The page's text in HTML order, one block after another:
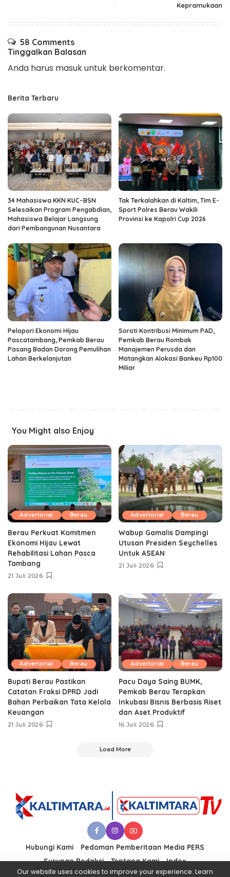
Kepramukaan
58 Comments
Tinggalkan Balasan
Anda harus masukuntuk berkomentar.
Berita Terbaru
34 Mahasiswa KKN KUC–BSN
Selesaikan Program Pengabdian,
Mahasiswa Belajar Langsung
dari Pembangunan Nusantara
Tak Terkalahkan di Kaltim, Tim E-
Sport Polres Berau Wakili
Provinsi ke Kapolri Cup 2026
Pelopori Ekonomi Hijau
Pascatambang, Pemkab Berau
Pasang Badan Dorong Pemulihan
Lahan Berkelanjutan
Soroti Kontribusi Minimum PAD,
Pemkab Berau Rombak
Manajemen Perusda dan
Matangkan Alokasi Bankeu Rp100
Miliar
You Might also Enjoy
Advertorial Berau
Berau Perkuat Komitmen
Ekonomi Hijau Lewat
Rehabilitasi Lahan Pasca
Tambang
21 Juli 2026
Advertorial Berau
Wabup Gamalis Dampingi
Utusan Presiden Seychelles
Untuk ASEAN
21 Juli 2026
Advertorial Berau
Bupati Berau Pastikan
Catatan Fraksi DPRD Jadi
Bahan Perbaikan Tata Kelola
Keuangan
21 Juli 2026
Advertorial Berau
Pacu Daya Saing BUMK,
Pemkab Berau Terapkan
Inkubasi Bisnis Berbasis Riset
dan Aset Produktif ‎
16 Juli 2026
Load More
Hubungi Kami
Pedoman Pemberitaan Media PERS
Susunan Redaksi
Tentang Kami
Index
Our website uses cookies to improve your experience. Learn